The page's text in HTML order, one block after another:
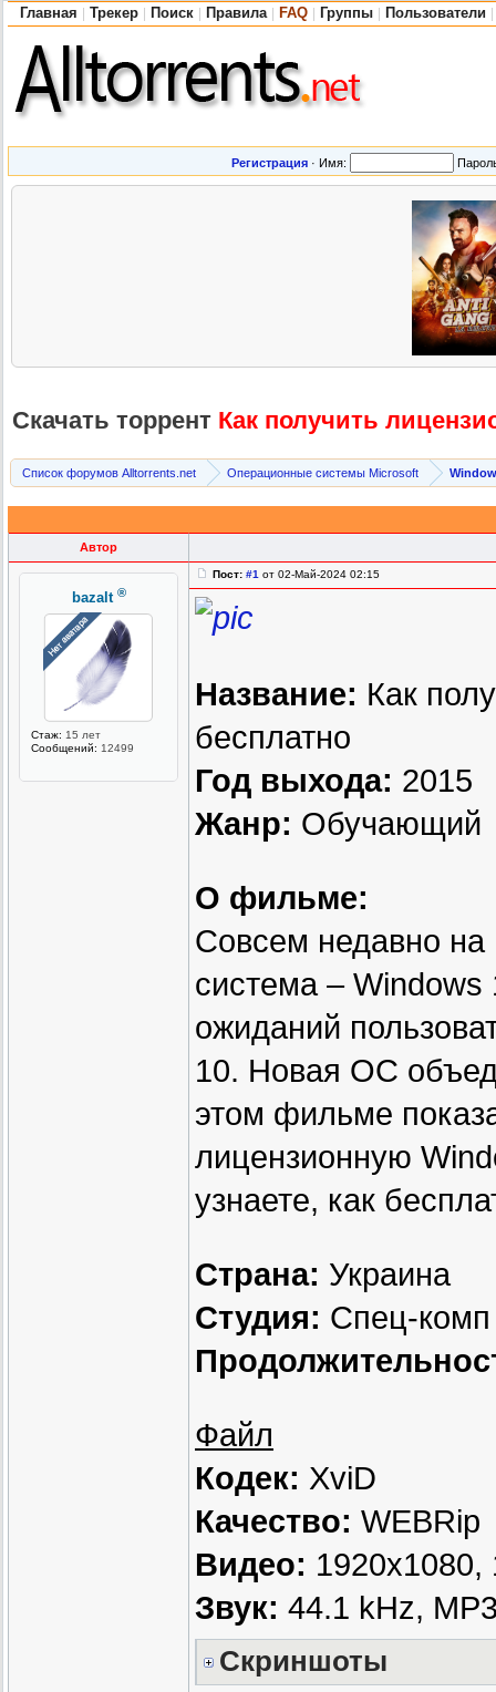
Главная Трекер Поиск Правила FAQ Группы Пользователи
Регистрация · Имя:
Скачать торрент Как получить
Список форумов Alltorrents.net Операционные системы Microsoft
Автор
bazalt ®
Стаж: 15 лет
Сообщений: 12499
Пост: #1 от 02-Май-2024 02:15
Название: Как
бесплатно
Год выхода: 2015
Жанр: Обучающий
О фильме:
Совсем недавно
система – Windows
ожиданий
10. Новая ОС
этом фильме
лицензионную
узнаете, как
Страна: Украина
Студия: Спец-комп
Файл
Кодек: XviD
Качество: WEBRip
Видео: 1920x1080,
Звук: 44.1 kHz,
Скриншоты